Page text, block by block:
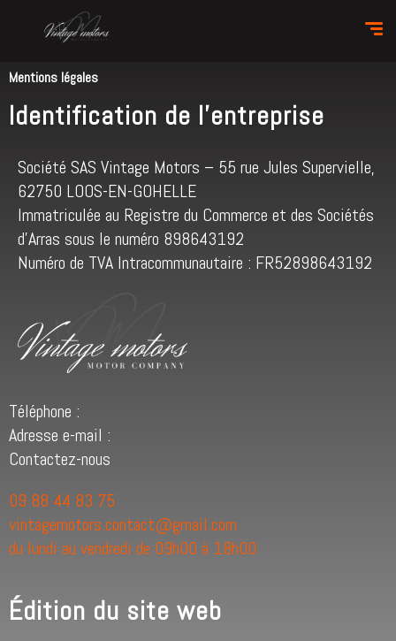
Mentions légales
Identification de l'entreprise
Société SAS Vintage Motors – 55 rue Jules Supervielle,
62750 LOOS-EN-GOHELLE
Immatriculée au Registre du Commerce et des Sociétés
d’Arras sous le numéro 898643192
Numéro de TVA Intracommunautaire : FR52898643192
Téléphone :
Adresse e-mail :
Contactez-nous
09 88 44 83 75
vintagemotors.contact@gmail.com
du lundi au vendredi de 09h00 à 18h00
Édition du site web